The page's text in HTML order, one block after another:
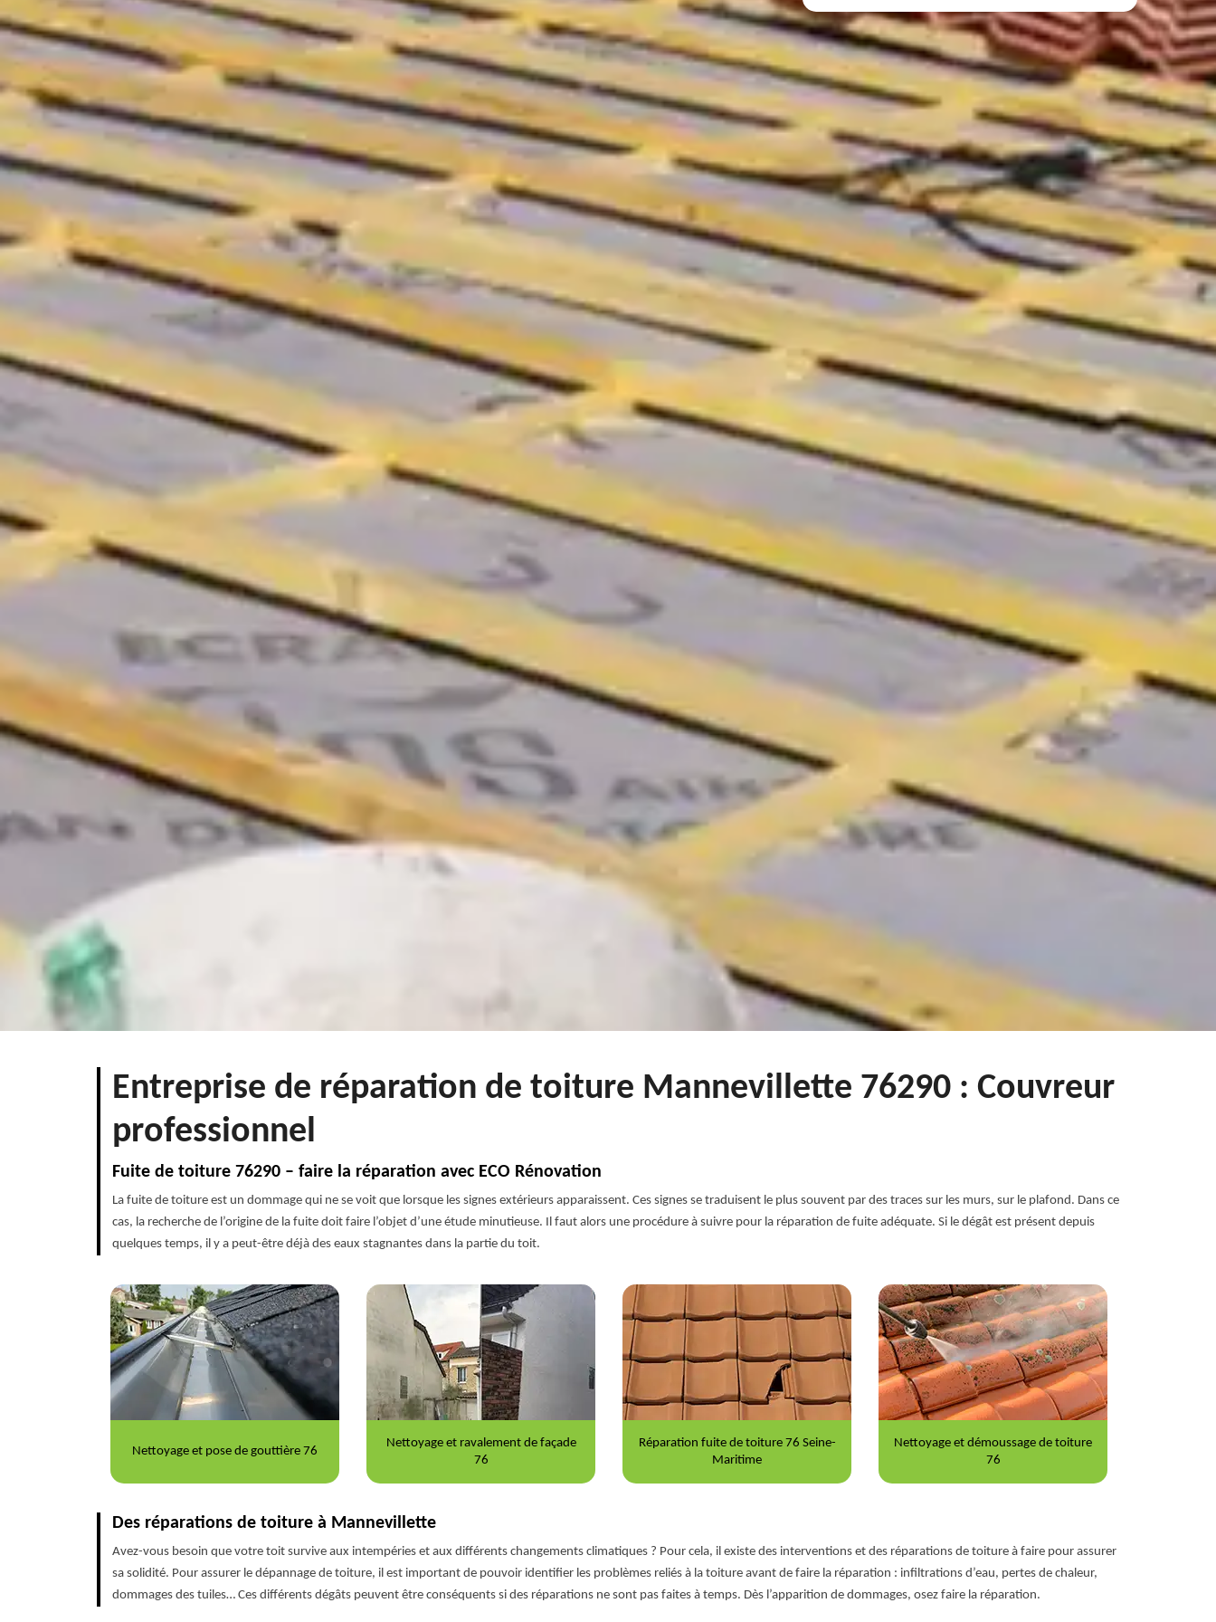
Entreprise de réparation de toiture Mannevillette 76290 : Couvreur
professionnel
Fuite de toiture 76290 – faire la réparation avec ECO Rénovation
La fuite de toiture est un dommage qui ne se voit que lorsque les signes extérieurs apparaissent. Ces signes se traduisent le plus souvent par des traces sur les murs, sur le plafond. Dans ce
cas, la recherche de l’origine de la fuite doit faire l’objet d’une étude minutieuse. Il faut alors une procédure à suivre pour la réparation de fuite adéquate. Si le dégât est présent depuis
quelques temps, il y a peut-être déjà des eaux stagnantes dans la partie du toit.
Nettoyage et ravalement de façade
Réparation fuite de toiture 76 Seine-
Maritime
Nettoyage et démoussage de toiture
76
Peinture sur tuile 76
Des réparations de toiture à Mannevillette
Avez-vous besoin que votre toit survive aux intempéries et aux différents changements climatiques ? Pour cela, il existe des interventions et des réparations de toiture à faire pour assurer
sa solidité. Pour assurer le dépannage de toiture, il est important de pouvoir identifier les problèmes reliés à la toiture avant de faire la réparation : infiltrations d’eau, pertes de chaleur,
dommages des tuiles… Ces différents dégâts peuvent être conséquents si des réparations ne sont pas faites à temps. Dès l’apparition de dommages, osez faire la réparation.